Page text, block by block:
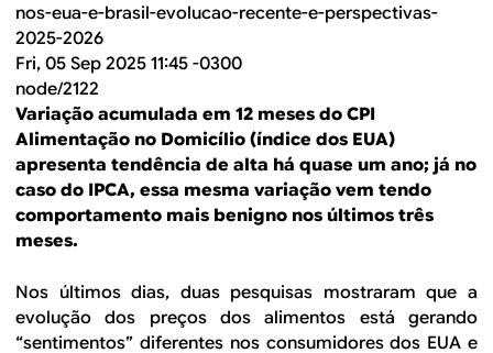
nos-eua-e-brasil-evolucao-recente-e-perspectivas-
2025-2026
Fri, 05 Sep 2025 11:45 -0300
node/2122
Variação acumulada em 12 meses do CPI
Alimentação no Domicílio (índice dos EUA)
apresenta tendência de alta há quase um ano; já no
caso do IPCA, essa mesma variação vem tendo
comportamento mais benigno nos últimos três
meses.
Nos últimos dias, duas pesquisas mostraram que a
evolução dos preços dos alimentos está gerando
“sentimentos” diferentes nos consumidores dos EUA e